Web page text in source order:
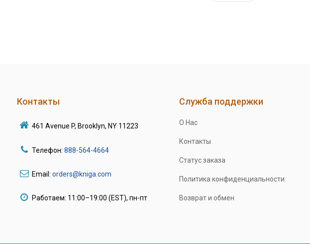
Контакты
461 Avenue P, Brooklyn, NY 11223
Телефон: 888-564-4664
Email: orders@kniga.com
Работаем: 11:00–19:00 (EST), пн-пт
Служба поддержки
О Нас
Контакты
Статус заказа
Политика конфиденциальности
Возврат и обмен